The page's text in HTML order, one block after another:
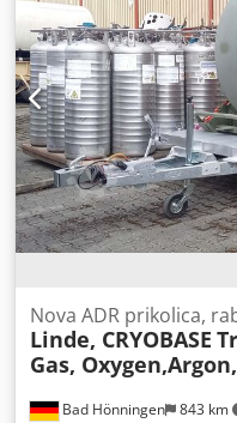
Bad Hönningen 843 km
Nova ADR prikolica,
Linde, CRYOBASE
Gas,